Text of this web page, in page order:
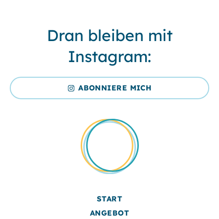
Dran bleiben mit
Instagram:
ABONNIERE MICH
START
ANGEBOT